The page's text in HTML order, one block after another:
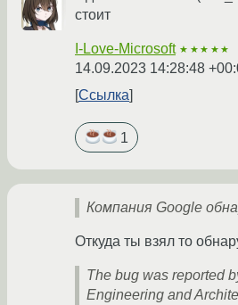
стоит
I-Love-Microsoft ★★★★★
14.09.2023 14:28:48
Ссылка
1
Компания Google
Откуда ты взял то
The bug was reported
Engineering and